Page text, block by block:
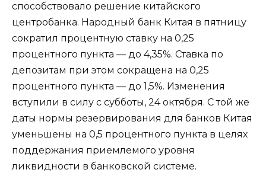
способствовало решение китайского
центробанка. Народный банк Китая в пятницу
сократил процентную ставку на 0,25
процентного пункта — до 4,35%. Ставка по
депозитам при этом сокращена на 0,25
процентного пункта — до 1,5%. Изменения
вступили в силу с субботы, 24 октября. С той же
даты нормы резервирования для банков Китая
уменьшены на 0,5 процентного пункта в целях
поддержания приемлемого уровня
ликвидности в банковской системе.